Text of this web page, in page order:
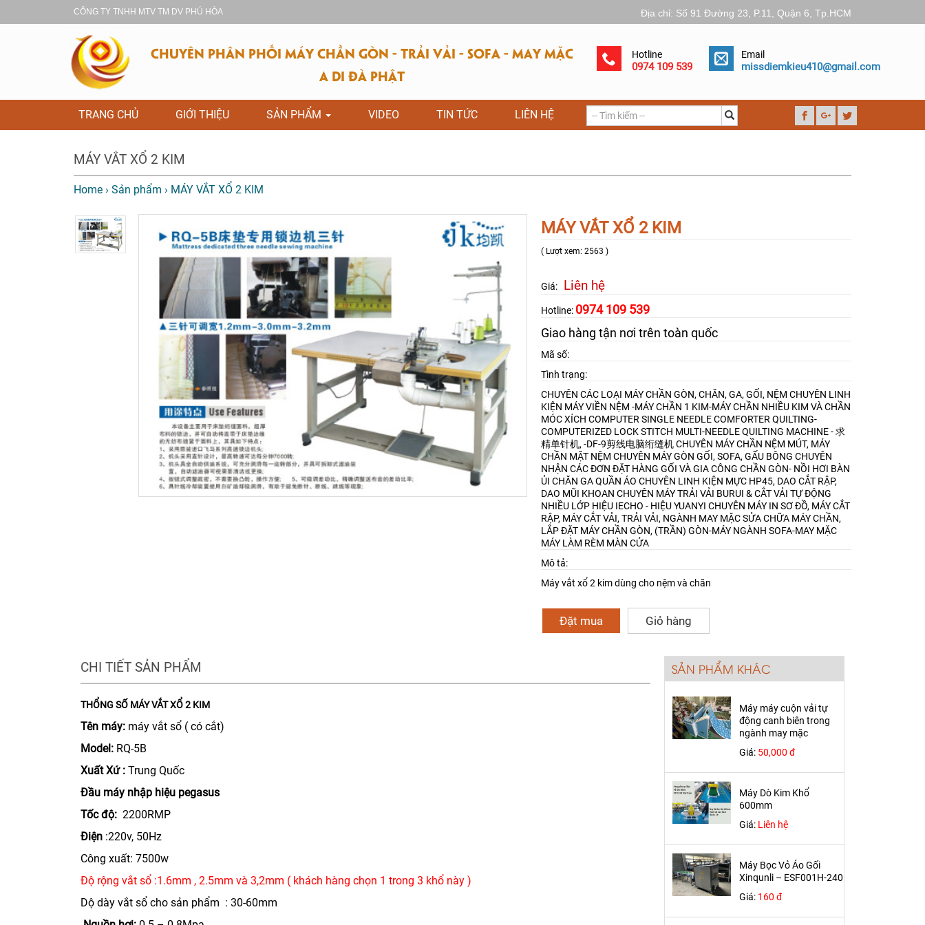
CÔNG TY TNHH MTV TM DV PHÚ HÒA Địa chỉ: Số 91 Đường 23, P.11, Quận 6, Tp.HCM
CHUYÊN PHÂN PHỐI MÁY CHẦN GÒN - TRẢI VẢI - SOFA - MAY MẶC
A DI ĐÀ PHẬT
Hotline
0974 109 539
Email
missdiemkieu410@gmail.com
TRANG CHỦ GIỚI THIỆU SẢN PHẨM VIDEO TIN TỨC LIÊN HỆ
MÁY VẮT XỔ 2 KIM
Home › Sản phẩm › MÁY VẮT XỔ 2 KIM
MÁY VẮT XỔ 2 KIM
( Lượt xem: 2563 )
Giá: Liên hệ
Hotline: 0974 109 539
Giao hàng tận nơi trên toàn quốc
Mã số:
Tình trạng:
CHUYÊN CÁC LOẠI MÁY CHẦN GÒN, CHĂN, GA, GỐI, NỆM CHUYÊN LINH
KIỆN MÁY VIỀN NỆM -MÁY CHẦN 1 KIM-MÁY CHẦN NHIỀU KIM VÀ CHẦN
MÓC XÍCH COMPUTER SINGLE NEEDLE COMFORTER QUILTING-
COMPUTERIZED LOCK STITCH MULTI-NEEDLE QUILTING MACHINE - 求
精单针机, -DF-9剪线电脑绗缝机CHUYÊN MÁY CHẦN NỆM MÚT, MÁY
CHẦN MẶT NỆMCHUYÊN MÁY GÒN GỐI, SOFA, GẤU BÔNGCHUYÊN
NHẬN CÁC ĐƠN ĐẶT HÀNG GỐI VÀ GIA CÔNG CHẦN GÒN- NỒI HƠI BÀN
ỦI CHĂN GA QUẦN ÁOCHUYÊN LINH KIỆN MỰC HP45, DAO CẮT RẬP,
DAO MŨI KHOAN CHUYÊN MÁY TRẢI VẢI BURUI & CẮT VẢI TỰ ĐỘNG
NHIỀU LỚP HIỆU IECHO - HIỆU YUANYI CHUYÊN MÁY IN SƠ ĐỒ, MÁY CẮT
RẬP, MÁY CẮT VẢI, TRẢI VẢI, NGÀNH MAY MẶCSỬA CHỮA MÁY CHẦN,
LẮP ĐẶT MÁY CHẦN GÒN, (TRẦN) GÒN-MÁY NGÀNH SOFA-MAY MẶC
MÁY LÀM RÈM MÀN CỬA
Mô tả:
Máy vắt xổ 2 kim dùng cho nệm và chăn
Đặt mua Giỏ hàng
CHI TIẾT SẢN PHẨM
THỔNG SỐ MÁY VẮT XỔ 2 KIM
Tên máy: máy vắt sổ ( có cắt)
Model: RQ-5B
Xuất Xứ : Trung Quốc
Đầu máy nhập hiệu pegasus
Tốc độ: 2200RMP
Điện :220v, 50Hz
Công xuất: 7500w
Độ rộng vắt sổ :1.6mm , 2.5mm và 3,2mm ( khách hàng chọn 1 trong 3 khổ này )
Dộ dày vắt sổ cho sản phẩm : 30-60mm
SẢN PHẨM KHÁC
Máy máy cuộn vải tự
động canh biên trong
ngành may mặc
Giá: 50,000 đ
Máy Dò Kim Khổ
600mm
Giá: Liên hệ
Máy Bọc Vỏ Áo Gối
Xinqunli – ESF001H-240
Giá: 160 đ